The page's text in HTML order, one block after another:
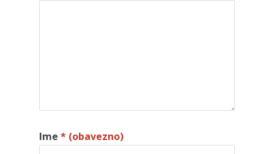
Ime * (obavezno)